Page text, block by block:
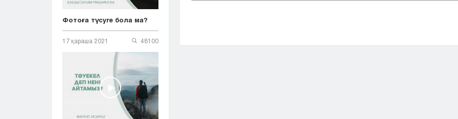
Фотоға түсуге бола ма?
17 қараша 2021 48100